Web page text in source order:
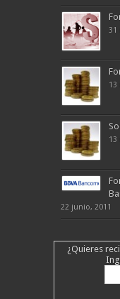
31
13
13
22 junio, 2011
¿Quieres